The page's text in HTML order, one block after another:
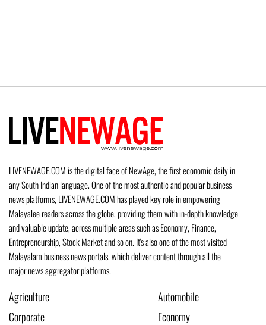
LIVENEWAGE.COM is the digital face of NewAge, the first economic daily in
any South Indian language. One of the most authentic and popular business
news platforms, LIVENEWAGE.COM has played key role in empowering
Malayalee readers across the globe, providing them with in-depth knowledge
and valuable update, across multiple areas such as Economy, Finance,
Entrepreneurship, Stock Market and so on. It's also one of the most visited
Malayalam business news portals, which deliver content through all the
major news aggregator platforms.
Agriculture
Automobile
Corporate
Economy